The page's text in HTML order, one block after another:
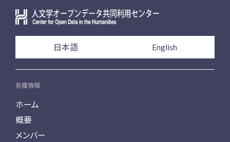
日本語 English
各種情報
ホーム
概要
メンバー